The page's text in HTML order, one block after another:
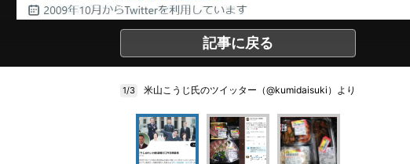
記事に戻る
1/3 米山こうじ氏のツイッター（@kumidaisuki）より